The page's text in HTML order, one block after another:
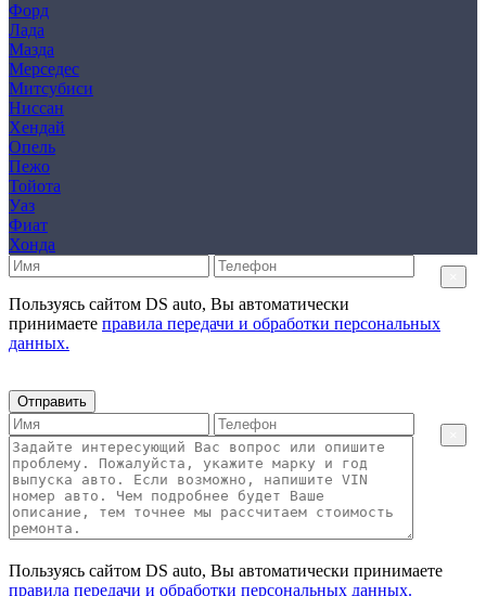
Форд
Лада
Мазда
Мерседес
Митсубиси
Ниссан
Хендай
Опель
Пежо
Тойота
Уаз
Фиат
Хонда
Пользуясь сайтом DS auto, Вы автоматически
принимаете правила передачи и обработки персональных
данных.
Отправить
Пользуясь сайтом DS auto, Вы автоматически принимаете
правила передачи и обработки персональных данных.